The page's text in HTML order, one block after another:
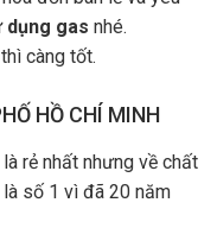
dụng gas nhé.
thì càng tốt.
HỒ CHÍ MINH
rẻ nhất nhưng về chất
số 1 vì đã 20 năm